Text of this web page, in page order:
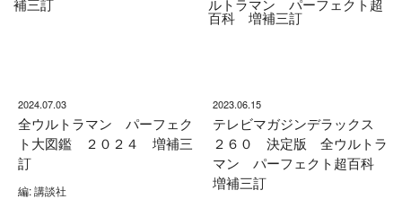
2024.07.03
全ウルトラマン パーフェク
ト大図鑑 ２０２４ 増補三
訂
編: 講談社
2023.06.15
テレビマガジンデラックス
２６０ 決定版 全ウルトラ
マン パーフェクト超百科
増補三訂